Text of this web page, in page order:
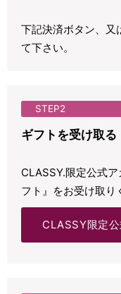
下記決済ボタン、又
て下さい。
STEP2
ギフトを受け取る
CLASSY.限定公式
フト』をお受け取り
CLASSY限定